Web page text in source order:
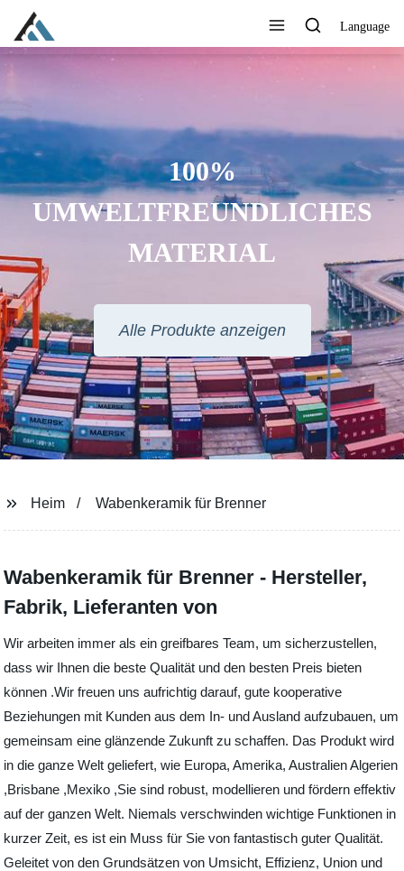
Language
100%
UMWELTFREUNDLICHES
MATERIAL
Alle Produkte anzeigen
Heim Wabenkeramik für Brenner
Wabenkeramik für Brenner - Hersteller,
Fabrik, Lieferanten von
Wir arbeiten immer als ein greifbares Team, um sicherzustellen,
dass wir Ihnen die beste Qualität und den besten Preis bieten
können .Wir freuen uns aufrichtig darauf, gute kooperative
Beziehungen mit Kunden aus dem In- und Ausland aufzubauen, um
gemeinsam eine glänzende Zukunft zu schaffen. Das Produkt wird
in die ganze Welt geliefert, wie Europa, Amerika, Australien Algerien
,Brisbane ,Mexiko ,Sie sind robust, modellieren und fördern effektiv
auf der ganzen Welt. Niemals verschwinden wichtige Funktionen in
kurzer Zeit, es ist ein Muss für Sie von fantastisch guter Qualität.
Geleitet von den Grundsätzen von Umsicht, Effizienz, Union und